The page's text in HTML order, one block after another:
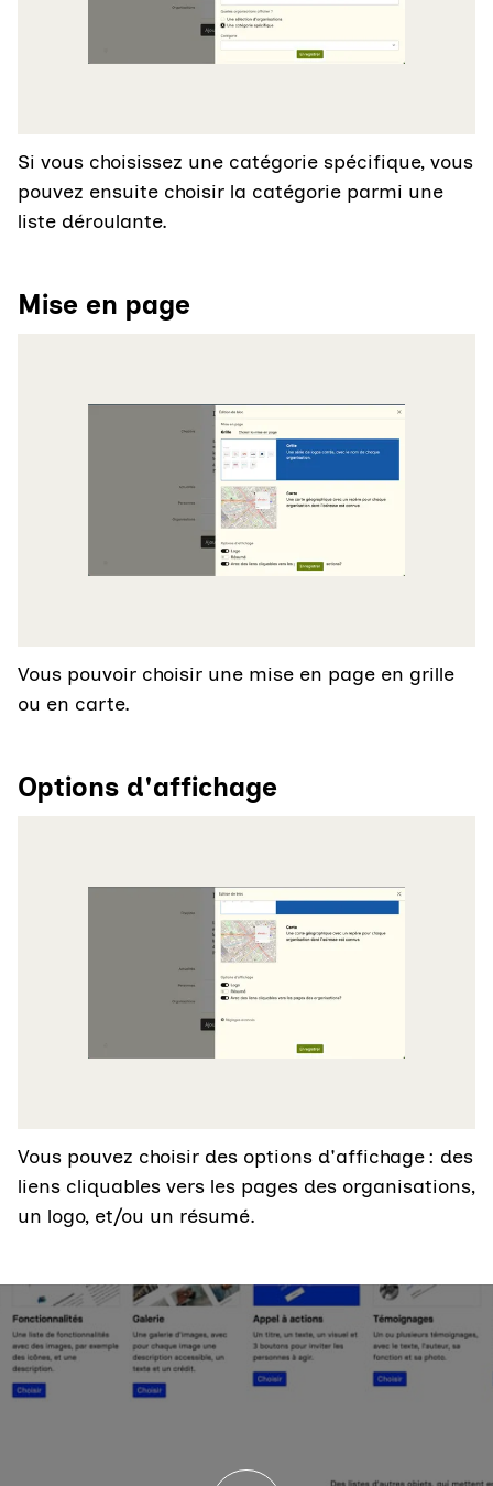
Si vous choisissez une catégorie spécifique, vous
pouvez ensuite choisir la catégorie parmi une
liste déroulante.
Mise en page
Vous pouvoir choisir une mise en page en grille
ou en carte.
Options d'affichage
Vous pouvez choisir des options d'affichage : des
liens cliquables vers les pages des organisations,
un logo, et/ou un résumé.